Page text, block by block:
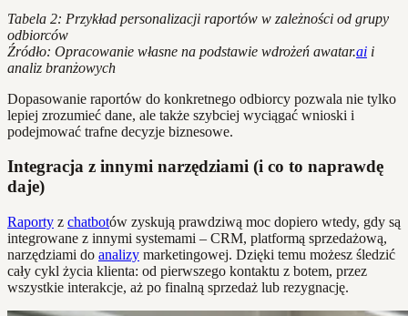
Tabela 2: Przykład personalizacji raportów w zależności od grupy
odbiorców
Źródło: Opracowanie własne na podstawie wdrożeń awatar.ai i
analiz branżowych
Dopasowanie raportów do konkretnego odbiorcy pozwala nie tylko
lepiej zrozumieć dane, ale także szybciej wyciągać wnioski i
podejmować trafne decyzje biznesowe.
Integracja z innymi narzędziami (i co to naprawdę
daje)
Raporty z chatbotów zyskują prawdziwą moc dopiero wtedy, gdy są
integrowane z innymi systemami – CRM, platformą sprzedażową,
narzędziami do analizy marketingowej. Dzięki temu możesz śledzić
cały cykl życia klienta: od pierwszego kontaktu z botem, przez
wszystkie interakcje, aż po finalną sprzedaż lub rezygnację.